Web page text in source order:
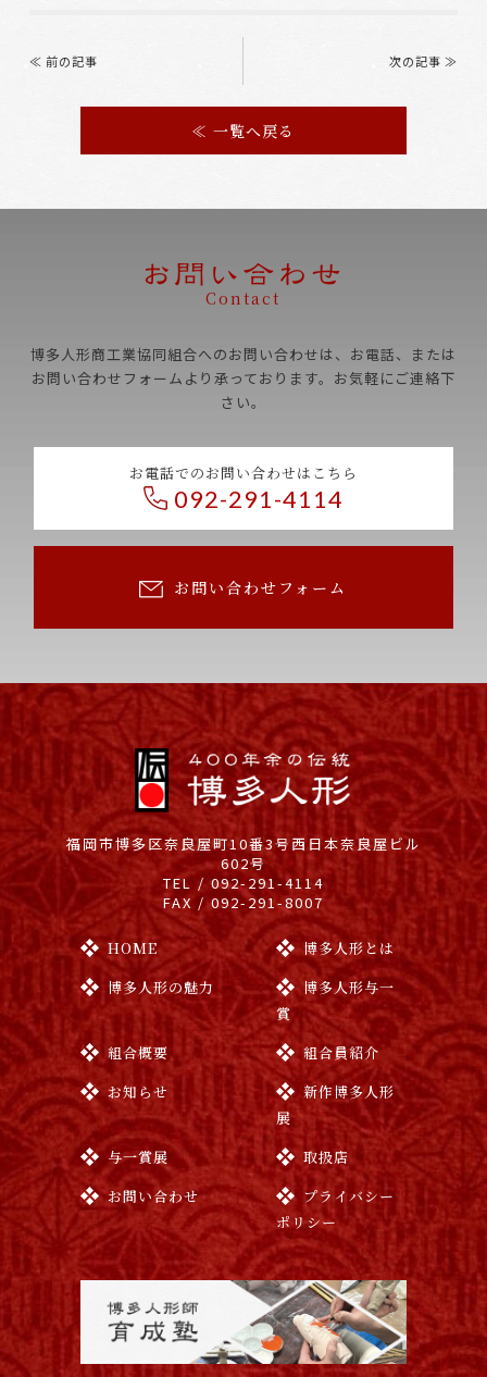
navigation
≪ 前の記事 次の記事 ≫
≪ 一覧へ戻る
Contact
博多人形商工業協同組合へのお問い合わせは、お電話、
または
お問い合わせフォームより承っております。お気軽にご連絡下
さい。
お電話でのお問い合わせはこちら
092-291-4114
お問い合わせフォーム
福岡市博多区奈良屋町10番3号 西日本奈良屋ビル
602号
TEL / 092-291-4114
FAX / 092-291-8007
HOME
博多人形とは
博多人形の魅力
博多人形与一
賞
組合概要
組合員紹介
お知らせ
新作博多人形
展
与一賞展
取扱店
お問い合わせ
プライバシー
ポリシー